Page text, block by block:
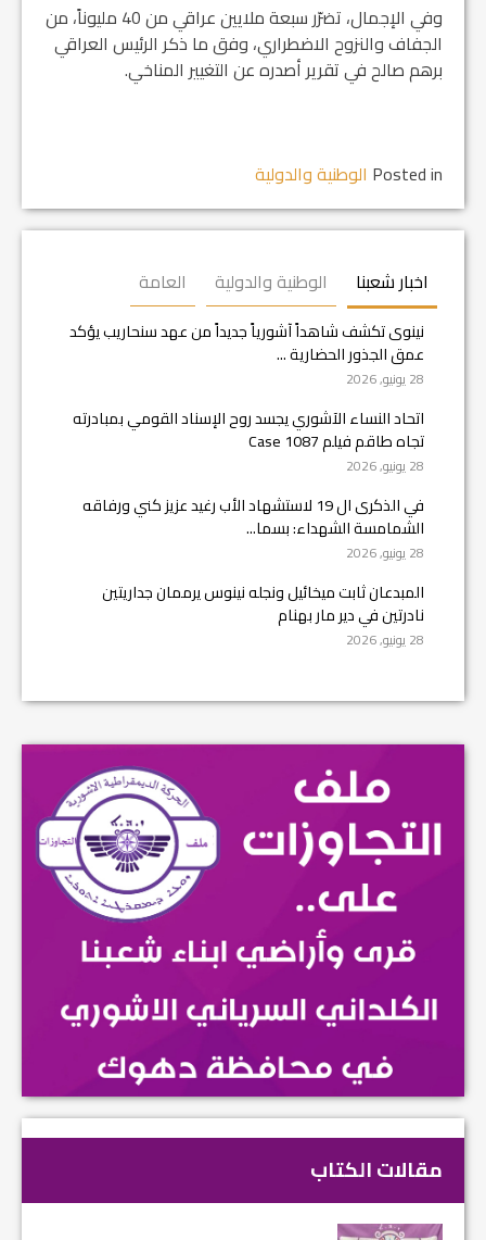
وفي الإجمال، تضرّر سبعة ملايين عراقي من 40 مليوناً، من
الجفاف والنزوح الاضطراري، وفق ما ذكر الرئيس العراقي
برهم صالح في تقرير أصدره عن التغيير المناخي.
Posted in الوطنية والدولية
اخبار شعبنا الوطنية والدولية العامة
نينوى تكشف شاهداً آشورياً جديداً من عهد سنحاريب يؤكد
عمق الجذور الحضارية ...
28 يونيو, 2026
اتحاد النساء الآشوري يجسد روح الإسناد القومي بمبادرته
تجاه طاقم فيلم Case 1087
28 يونيو, 2026
في الذكرى ال 19 لاستشهاد الأب رغيد عزيز كني ورفاقه
الشمامسة الشهداء: بسما...
28 يونيو, 2026
المبدعان ثابت ميخائيل ونجله نينوس يرممان جداريتين
نادرتين في دير مار بهنام
28 يونيو, 2026
مقالات الكتاب